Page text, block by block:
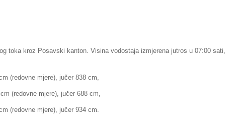
toka kroz Posavski kanton. Visina vodostaja izmjerena jutros u 07:00 sati,
mjere), jučer 838 cm,
mjere), jučer 688 cm,
mjere), jučer 934 cm.